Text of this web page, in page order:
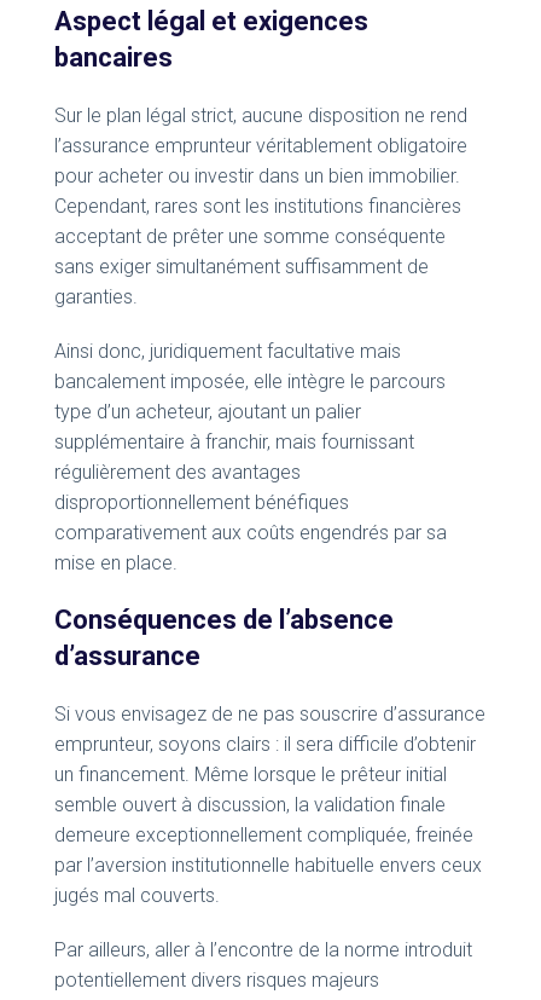
Aspect légal et exigences
bancaires
Sur le plan légal strict, aucune disposition ne rend
l’assurance emprunteur véritablement obligatoire
pour acheter ou investir dans un bien immobilier.
Cependant, rares sont les institutions financières
acceptant de prêter une somme conséquente
sans exiger simultanément suffisamment de
garanties.
Ainsi donc, juridiquement facultative mais
bancalement imposée, elle intègre le parcours
type d’un acheteur, ajoutant un palier
supplémentaire à franchir, mais fournissant
régulièrement des avantages
disproportionnellement bénéfiques
comparativement aux coûts engendrés par sa
mise en place.
Conséquences de l’absence
d’assurance
Si vous envisagez de ne pas souscrire d’assurance
emprunteur, soyons clairs : il sera difficile d’obtenir
un financement. Même lorsque le prêteur initial
semble ouvert à discussion, la validation finale
demeure exceptionnellement compliquée, freinée
par l’aversion institutionnelle habituelle envers ceux
jugés mal couverts.
Par ailleurs, aller à l’encontre de la norme introduit
potentiellement divers risques majeurs